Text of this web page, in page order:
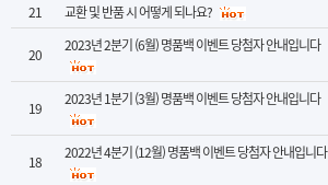
21
교환 및 반품 시 어떻게 되나요?
20
2023년 2분기 (6월) 명품백 이벤트 당첨자 안내입니다
19
2023년 1분기 (3월) 명품백 이벤트 당첨자 안내입니다
18
2022년 4분기 (12월) 명품백 이벤트 당첨자 안내입니다